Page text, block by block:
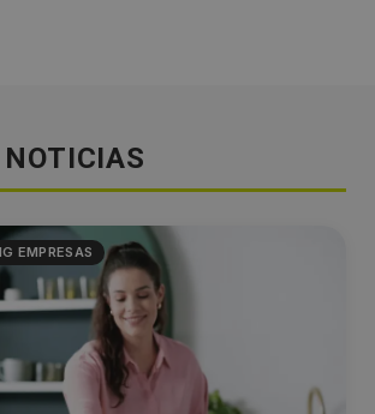
EMPRESAS